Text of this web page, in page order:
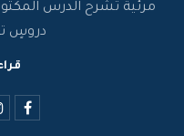
مرئية تشرح الدرس
دروسٍ